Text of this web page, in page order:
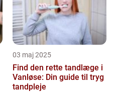
03 maj 2025
Find den rette tandlæge i
Vanløse: Din guide til tryg
tandpleje